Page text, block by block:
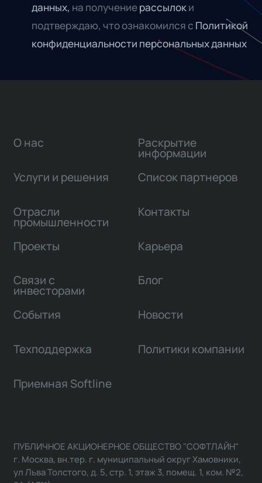
данных, на получениерассылоки
подтверждаю, что ознакомился с Политикой
конфиденциальности персональных данных
О нас
Услуги и решения
Отрасли
промышленности
Проекты
Связи с
инвесторами
Раскрытие
информации
Список партнеров
Контакты
Карьера
Блог
События Новости
Техподдержка Политики компании
Приемная Softline
ПУБЛИЧНОЕ АКЦИОНЕРНОЕ ОБЩЕСТВО "СОФТЛАЙН"
г. Москва, вн.тер. г. муниципальный округ Хамовники,
ул Льва Толстого, д. 5, стр. 1, этаж 3, помещ. 1, ком. №2,